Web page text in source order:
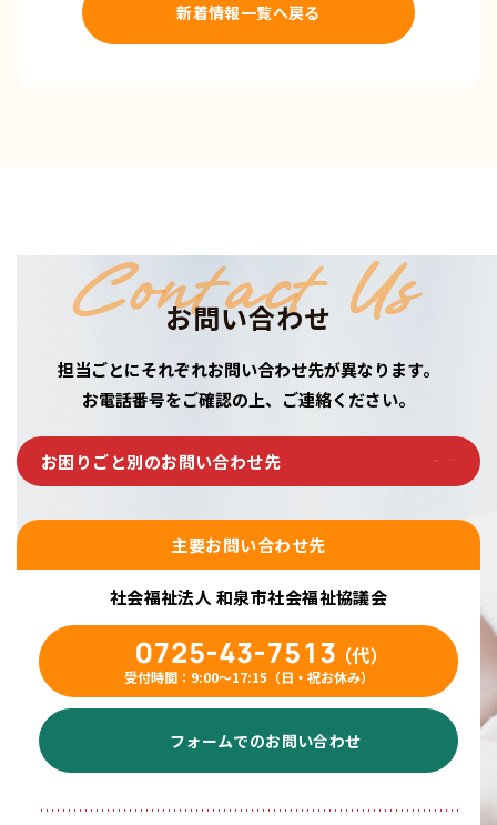
新着情報一覧へ戻る
Contact Us
お問い合わせ
担当ごとにそれぞれお問い合わせ先が異なります。
お電話番号をご確認の上、ご連絡ください。
お困りごと別のお問い合わせ先
主要お問い合わせ先
社会福祉法人 和泉市社会福祉協議会
0725-43-7513（代）
受付時間：9:00〜17:15（日・祝お休み）
フォームでのお問い合わせ